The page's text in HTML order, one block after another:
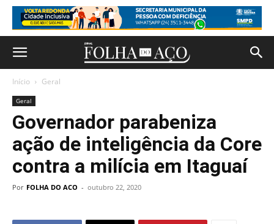
Início Geral
Geral
Governador parabeniza
ação de inteligência da Core
contra a milícia em Itaguaí
Por FOLHA DO ACO - outubro 22, 2020